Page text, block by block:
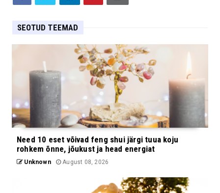
SEOTUD TEEMAD
Need 10 eset võivad feng shui järgi tuua koju
rohkem õnne, jõukust ja head energiat
Unknown August 08, 2026